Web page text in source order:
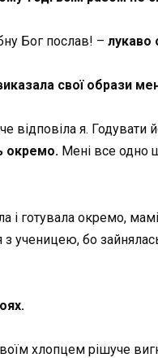
Бог послав! – лукаво
свої образи
я. Годувати
окремо. Мені все одно
і готувала окремо,
з ученицею, бо
хлопцем рішуче